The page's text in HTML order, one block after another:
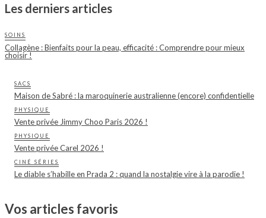
Les derniers articles
SOINS
Collagène : Bienfaits pour la peau, efficacité : Comprendre pour mieux
choisir !
SACS
Maison de Sabré : la maroquinerie australienne (encore) confidentielle
PHYSIQUE
Vente privée Jimmy Choo Paris 2026 !
PHYSIQUE
Vente privée Carel 2026 !
CINÉ SÉRIES
Le diable s’habille en Prada 2 : quand la nostalgie vire à la parodie !
Vos articles favoris